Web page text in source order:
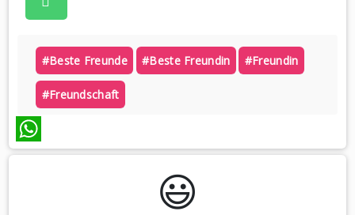
#beste Freunde #beste Freundin #freundin
#freundschaft
WhatsApp
😃️